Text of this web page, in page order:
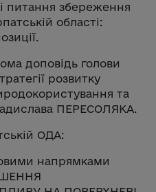
питання збереження
області:
доповідь голови
розвитку
та
ПЕРЕСОЛЯКА.
ОДА:
напрямками